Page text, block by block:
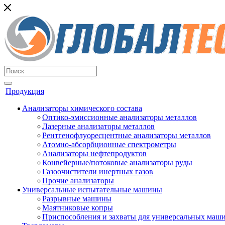
Продукция
Анализаторы химического состава
Оптико-эмиссионные анализаторы металлов
Лазерные анализаторы металлов
Рентгенофлуоресцентные анализаторы металлов
Атомно-абсорбционные спектрометры
Анализаторы нефтепродуктов
Конвейерные/потоковые анализаторы руды
Газоочистители инертных газов
Прочие анализаторы
Универсальные испытательные машины
Разрывные машины
Маятниковые копры
Приспособления и захваты для универсальных